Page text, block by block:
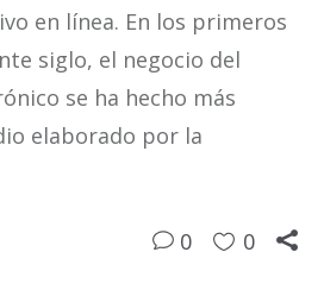
en línea. En los primeros
siglo, el negocio del
se ha hecho más
elaborado por la
0 0